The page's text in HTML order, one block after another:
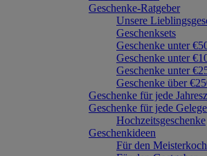
Geschenke-Ratgeber
Unsere
Geschenksets
Geschenke unter
Geschenke unter
Geschenke unter
Geschenke über
Geschenke für jede
Geschenke für jede
Hochzeitsgeschenke
Geschenkideen
Für den Meisterkoch